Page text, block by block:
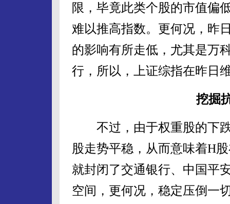
限，毕竟此类个股的市值偏
难以推高指数。更何况，昨
的影响有所走低，尤其是万
行，所以，上证综指在昨日
挖掘
不过，由于权重股的下跌
股走势平稳，从而意味着H
就封闭了交通银行、中国平
空间，更何况，稳定压倒一